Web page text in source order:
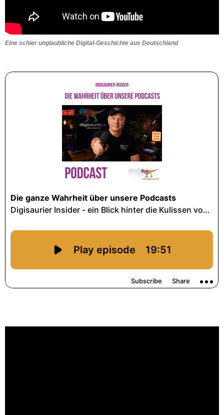
Eine schier unglaubliche Digital-Geschichte aus Deutschland